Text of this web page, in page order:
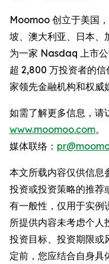
Moomoo 创立于美国
坡、澳大利亚、日本、
为一家 Nasdaq 上市
超 2,800 万投资者的
家领先金融机构和权威
如需了解更多信息，
www.moomoo.com。
媒体联络：
本文所载内容仅供信息
投资或投资策略的推荐
有一般性，仅用于实例
所提供内容未考虑个人
投资目标、投资期限或
定前，您应结合自身具